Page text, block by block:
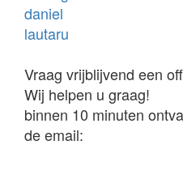
Vraag vrijblijvend een
Wij helpen u graag!
binnen 10 minuten
de email: